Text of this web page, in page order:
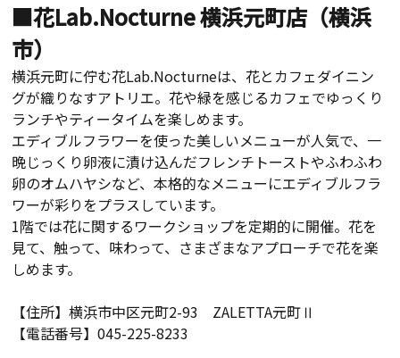
■花Lab.Nocturne 横浜元町店​（横浜
市）
横浜元町に佇む花Lab.Nocturneは、花とカフェダイニン
グが織りなすアトリエ。花や緑を感じるカフェでゆっくり
ランチやティータイムを楽しめます。
エディブルフラワーを使った美しいメニューが人気で、一
晩じっくり卵液に漬け込んだフレンチトーストやふわふわ
卵のオムハヤシなど、本格的なメニューにエディブルフラ
ワーが彩りをプラスしています。
1階では花に関するワークショップを定期的に開催。花を
見て、触って、味わって、さまざまなアプローチで花を楽
しめます。
【住所】横浜市中区元町2-93 ZALETTA元町Ⅱ
【電話番号】045-225-8233